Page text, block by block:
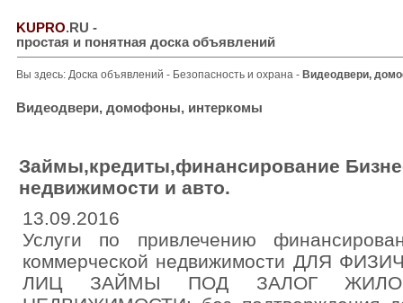
KUPRO.RU -
простая и понятная доска объявлений
Вы здесь: Доска объявлений - Безопасность и охрана - Видеодвери,
Видеодвери, домофоны, интеркомы
Займы,кредиты,финансирование
недвижимости и авто.
13.09.2016
Услуги по привлечению
коммерческой недвижимости ДЛЯ
ЛИЦ ЗАЙМЫ ПОД ЗАЛОГ